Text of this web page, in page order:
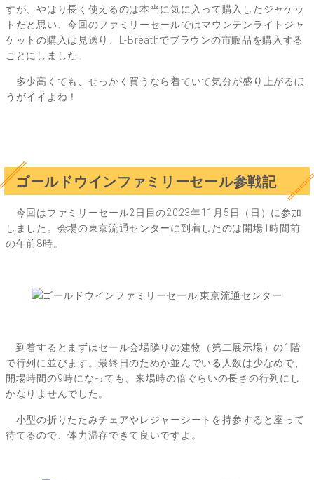
すが、やはり長く使えるのは本当に気に入って購入したジャケッ
トだと思い、今回のファミリーセールではマウンテンライトジャ
ケットの購入は見送り、L-Breathでブラウンの市販品を購入する
ことにしました。
多少高くても、せっかく買うなら着ていて気分が盛り上がるほ
うがイイよね！
ゴールドウインファミリーセール参戦記
今回はファミリーセール2日目の2023年11月5日（日）に参加
しました。会場の東京流通センターに到着したのは開場1時間前
の午前8時。
到着するとまずはセール会場隣りの建物（第二展示場）の1階
で行列に並びます。最終日のためか並んでいる人数は少なめで、
開場時間の9時になっても、来場時の倍ぐらいの長さの行列にし
かなりませんでした。
小型の折りたたみチェアやレジャーシートを持参すると座って
待てるので、体力温存できて良いですよ。